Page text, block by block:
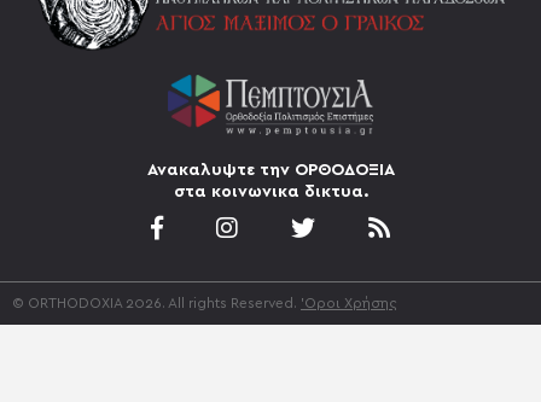
Ανακαλυψτε την ΟΡΘΟΔΟΞΙΑ
στα κοινωνικα δικτυα.
© ORTHODOXIA 2026. All rights Reserved. 'Οροι Χρήσης